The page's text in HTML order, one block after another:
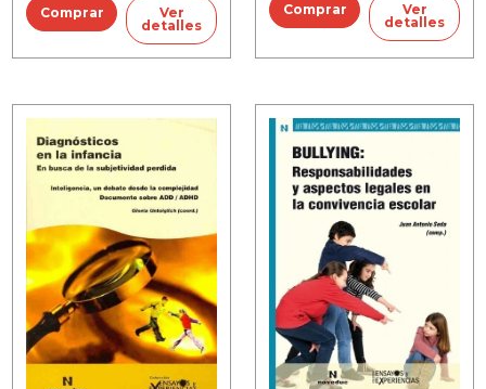
Ver
detalles
Ver
detalles